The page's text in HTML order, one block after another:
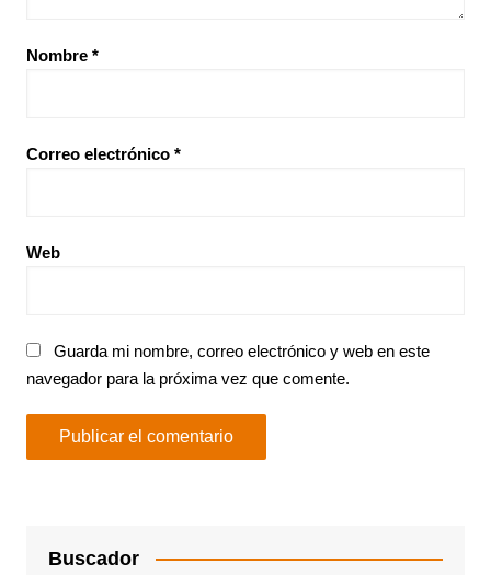
Nombre *
Correo electrónico *
Web
Guarda mi nombre, correo electrónico y web en este
navegador para la próxima vez que comente.
Buscador